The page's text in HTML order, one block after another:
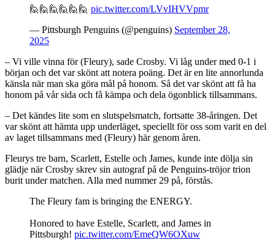
🙋🙋🙋🙋🙋🙋 pic.twitter.com/LVvIHVVpmr
— Pittsburgh Penguins (@penguins) September 28,
2025
– Vi ville vinna för (Fleury), sade Crosby. Vi låg under med 0-1 i
början och det var skönt att notera poäng. Det är en lite annorlunda
känsla när man ska göra mål på honom. Så det var skönt att få ha
honom på vår sida och få kämpa och dela ögonblick tillsammans.
– Det kändes lite som en slutspelsmatch, fortsatte 38-åringen. Det
var skönt att hämta upp underläget, speciellt för oss som varit en del
av laget tillsammans med (Fleury) här genom åren.
Fleurys tre barn, Scarlett, Estelle och James, kunde inte dölja sin
glädje när Crosby skrev sin autograf på de Penguins-tröjor trion
burit under matchen. Alla med nummer 29 på, förstås.
The Fleury fam is bringing the ENERGY.
Honored to have Estelle, Scarlett, and James in
Pittsburgh! pic.twitter.com/EmeQW6OXuw